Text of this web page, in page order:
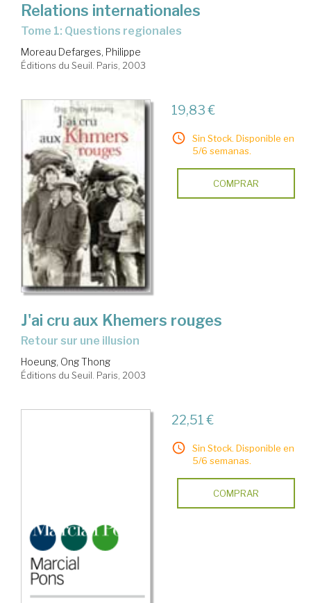
Relations internationales
Tome 1: Questions regionales
Moreau Defarges, Philippe
Éditions du Seuil. Paris, 2003
19,83 €
Sin Stock. Disponible en
5/6 semanas.
COMPRAR
J'ai cru aux Khemers rouges
retour sur une illusion
Hoeung, Ong Thong
Éditions du Seuil. Paris, 2003
22,51 €
Sin Stock. Disponible en
5/6 semanas.
COMPRAR